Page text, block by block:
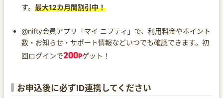
す。 最大12カ月間割引中！
@nifty会員アプリ「マイ ニフティ」で、利用料金やポイント
数・お知らせ・サポート情報などいつでも確認できます。初
回ログインで200Pゲット！
お申込後に必ずID連携してください